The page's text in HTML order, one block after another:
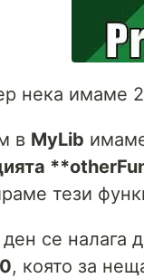
нека имаме
в MyLib
тези
се налага
, която за